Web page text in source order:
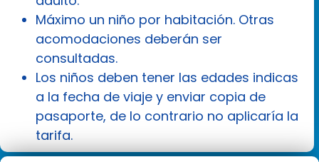
Máximo un niño por habitación. Otras
acomodaciones deberán ser
consultadas.
Los niños deben tener las edades indicas
a la fecha de viaje y enviar copia de
pasaporte, de lo contrario no aplicaría la
tarifa.